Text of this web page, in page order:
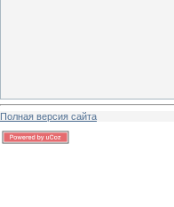
Полная версия сайта